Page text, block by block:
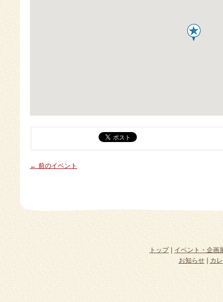
← 前のイベント
トップ|イベント・企画
お知らせ|カ